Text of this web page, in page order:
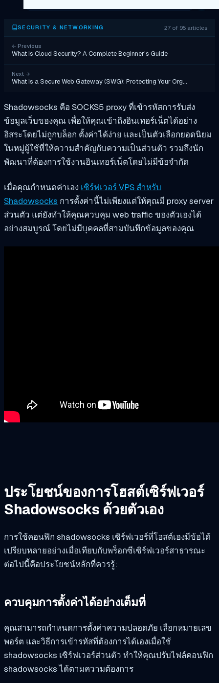
SECURITY & NETWORKING 27 of 95 articles
← Previous
What is Cloud Security? A Complete Beginner’s Guide
Next →
What is a Secure Web Gateway (SWG): Protecting Your Org…
Shadowsocks คือ SOCKS5 proxy ที่เข้ารหัสการรับส่ง
ข้อมูลเว็บของคุณ เพื่อให้คุณเข้าถึงอินเทอร์เน็ตได้อย่าง
อิสระโดยไม่ถูกบล็อก ตั้งค่าได้ง่าย และเป็นตัวเลือกยอดนิยม
ในหมู่ผู้ใช้ที่ให้ความสำคัญกับความเป็นส่วนตัว รวมถึงนัก
พัฒนาที่ต้องการใช้งานอินเทอร์เน็ตโดยไม่มีข้อจำกัด
เมื่อคุณกำหนดค่าเอง เซิร์ฟเวอร์ VPS สำหรับ
Shadowsocks การตั้งค่านี้ไม่เพียงแต่ให้คุณมี proxy server
ส่วนตัว แต่ยังทำให้คุณควบคุม web traffic ของตัวเองได้
อย่างสมบูรณ์ โดยไม่มีบุคคลที่สามบันทึกข้อมูลของคุณ
ประโยชน์ของการโฮสต์เซิร์ฟเวอร์
Shadowsocks ด้วยตัวเอง
การใช้คอนฟิก shadowsocks เซิร์ฟเวอร์ที่โฮสต์เองมีข้อได้
เปรียบหลายอย่างเมื่อเทียบกับพร็อกซีเซิร์ฟเวอร์สาธารณะ
ต่อไปนี้คือประโยชน์หลักที่ควรรู้:
ควบคุมการตั้งค่าได้อย่างเต็มที่
คุณสามารถกำหนดการตั้งค่าความปลอดภัย เลือกหมายเลข
พอร์ต และวิธีการเข้ารหัสที่ต้องการได้เองเมื่อใช้
shadowsocks เซิร์ฟเวอร์ส่วนตัว ทำให้คุณปรับไฟล์คอนฟิก
shadowsocks ได้ตามความต้องการ